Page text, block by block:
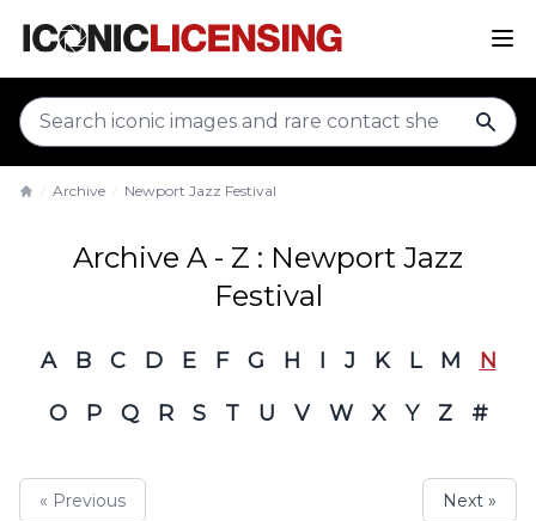
Archive Newport Jazz Festival
Archive A - Z : Newport Jazz
Festival
A B C D E F G H I J K L M
N
O
P Q R S T U V W X Y Z #
« Previous Next »